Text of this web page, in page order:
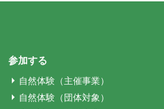
参加する
自然体験（主催事業）
自然体験（団体対象）